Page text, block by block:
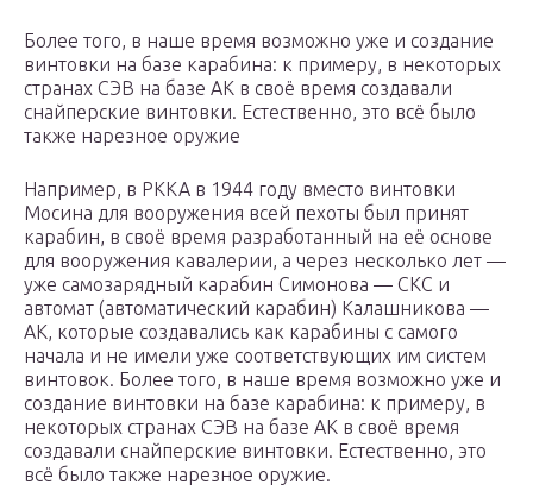
Более того, в наше время возможно уже и создание
винтовки на базе карабина: к примеру, в некоторых
странах СЭВ на базе АК в своё время создавали
снайперские винтовки. Естественно, это всё было
также нарезное оружие
Например, в РККА в 1944 году вместо винтовки
Мосина для вооружения всей пехоты был принят
карабин, в своё время разработанный на её основе
для вооружения кавалерии, а через несколько лет —
уже самозарядный карабин Симонова — СКС и
автомат (автоматический карабин) Калашникова —
АК, которые создавались как карабины с самого
начала и не имели уже соответствующих им систем
винтовок. Более того, в наше время возможно уже и
создание винтовки на базе карабина: к примеру, в
некоторых странах СЭВ на базе АК в своё время
создавали снайперские винтовки. Естественно, это
всё было также нарезное оружие.